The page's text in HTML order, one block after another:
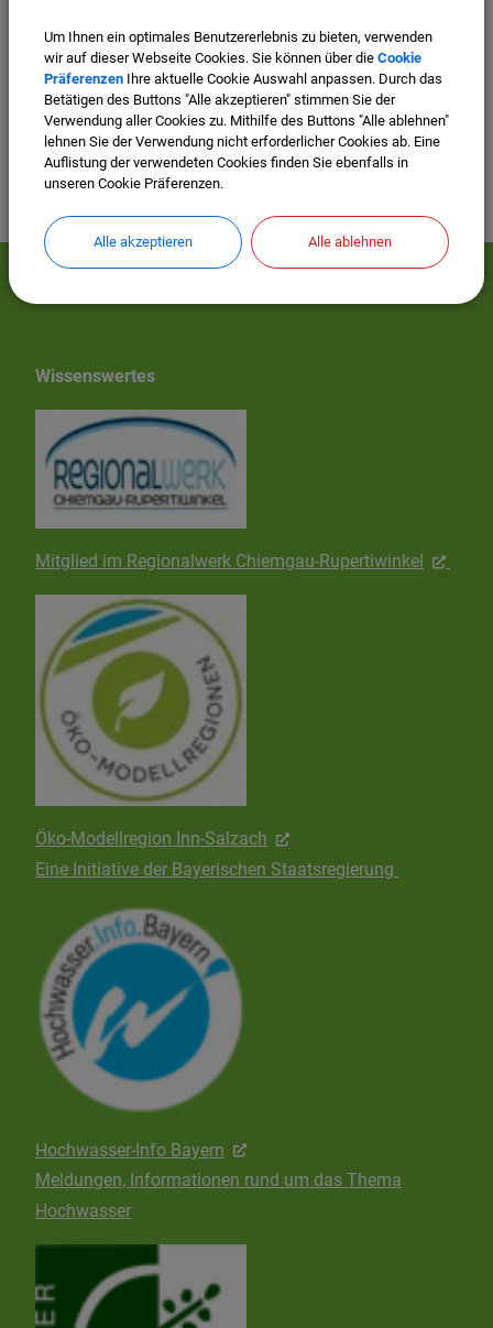
Cookies Anpassen
Wissenswertes
Mitglied im Regionalwerk Chiemgau-Rupertiwinkel
Öko-Modellregion Inn-Salzach
Eine Initiative der Bayerischen Staatsregierung
Hochwasser-Info Bayern
Meldungen, Informationen rund um das Thema
Hochwasser
Um Ihnen ein optimales Benutzererlebnis zu bieten, verwenden
wir auf dieser Webseite Cookies. Sie können über die Cookie
Präferenzen Ihre aktuelle Cookie Auswahl anpassen. Durch das
Betätigen des Buttons "Alle akzeptieren" stimmen Sie der
Verwendung aller Cookies zu. Mithilfe des Buttons "Alle ablehnen"
lehnen Sie der Verwendung nicht erforderlicher Cookies ab. Eine
Auflistung der verwendeten Cookies finden Sie ebenfalls in
unseren Cookie Präferenzen.
Alle akzeptieren Alle ablehnen